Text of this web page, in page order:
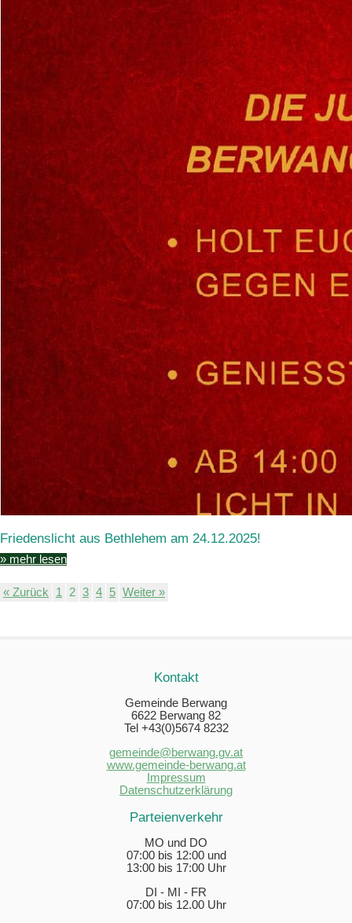
Friedenslicht aus Bethlehem am 24.12.2025!
» mehr lesen
« Zurück 1 2 3 4 5 Weiter »
Kontakt
Gemeinde Berwang
6622 Berwang 82
Tel +43(0)5674 8232
gemeinde@berwang.gv.at
www.gemeinde-berwang.at
Impressum
Datenschutzerklärung
Parteienverkehr
MO und DO
07:00 bis 12:00 und
13:00 bis 17:00 Uhr
DI - MI - FR
07:00 bis 12.00 Uhr